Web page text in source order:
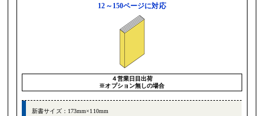
12～150ページに対応
４営業日目出荷
※オプション無しの場合
新書サイズ：173mm×110mm